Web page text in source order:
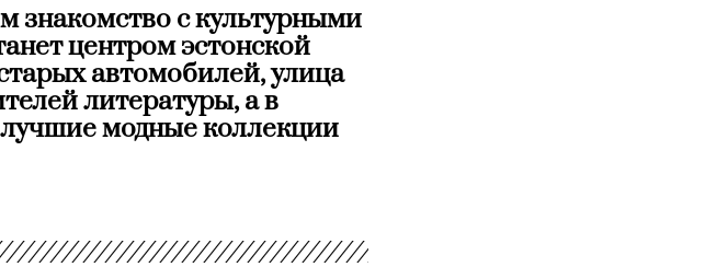
знакомство с культурными
центром эстонской
автомобилей, улица
литературы, а в
модные коллекции